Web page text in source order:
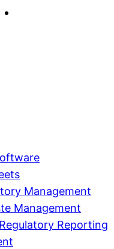
Management
Management
Reporting